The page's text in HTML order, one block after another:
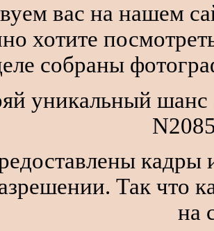
вас на нашем
хотите
собраны
уникальный шанс
кадры
Так что
на